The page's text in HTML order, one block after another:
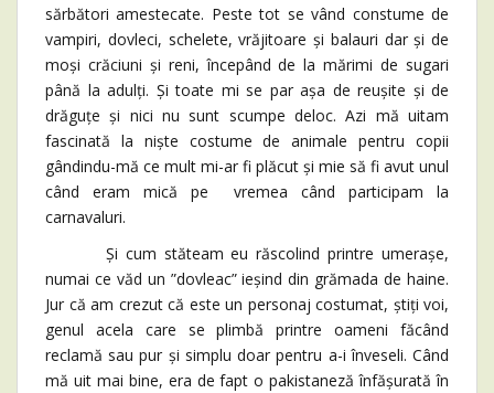
sărbători amestecate. Peste tot se vând constume de
vampiri, dovleci, schelete, vrăjitoare și balauri dar și de
moși crăciuni și reni, începând de la mărimi de sugari
până la adulți. Și toate mi se par așa de reușite și de
drăguțe și nici nu sunt scumpe deloc. Azi mă uitam
fascinată la niște costume de animale pentru copii
gândindu-mă ce mult mi-ar fi plăcut și mie să fi avut unul
când eram mică pe vremea când participam la
carnavaluri.
Și cum stăteam eu răscolind printre umerașe,
numai ce văd un ”dovleac” ieșind din grămada de haine.
Jur că am crezut că este un personaj costumat, știți voi,
genul acela care se plimbă printre oameni făcând
reclamă sau pur și simplu doar pentru a-i înveseli. Când
mă uit mai bine, era de fapt o pakistaneză înfășurată în